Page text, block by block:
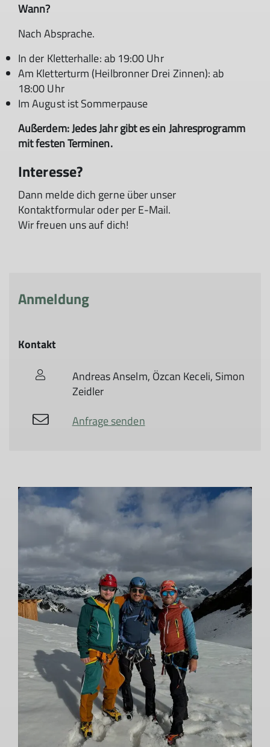
Wann?
Nach Absprache.
In der Kletterhalle: ab 19:00 Uhr
Am Kletterturm (Heilbronner Drei Zinnen): ab
18:00 Uhr
Im August ist Sommerpause
Außerdem:Jedes Jahr gibt es ein Jahresprogramm
mit festen Terminen.
Interesse?
Dann melde dich gerne über unser
Kontaktformular oder per E-Mail.
Wir freuen uns auf dich!
Anmeldung
Kontakt
Andreas Anselm, Özcan Keceli, Simon
Zeidler
Anfrage senden
© DAV Heilbronn